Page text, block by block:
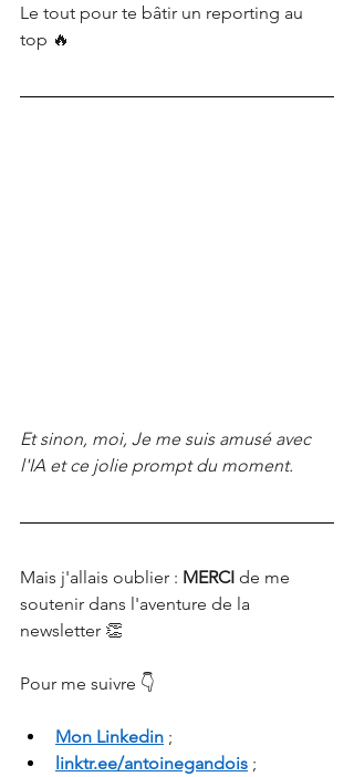
Le tout pour te bâtir un reporting au
top 🔥
Et sinon, moi, Je me suis amusé avec
l'IA et ce jolie prompt du moment.
Mais j'allais oublier : MERCI de me
soutenir dans l'aventure de la
newsletter 👏
Pour me suivre 👇
Mon Linkedin ;
linktr.ee/antoinegandois ;